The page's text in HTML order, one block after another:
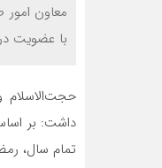
معاون
با عضویت
حجت‌الاسلام
داشت: بر
تمام سال،